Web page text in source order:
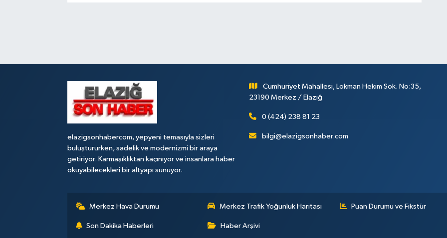
elazigsonhabercom, yepyeni temasıyla sizleri
buluştururken, sadelik ve modernizmi bir araya
getiriyor. Karmaşıklıktan kaçınıyor ve insanlara haber
okuyabilecekleri bir altyapı sunuyor.
Cumhuriyet Mahallesi, Lokman Hekim Sok. No:35,
23190 Merkez / Elazığ
0 (424) 238 81 23
bilgi@elazigsonhaber.com
Merkez Hava Durumu Merkez Trafik Yoğunluk Haritası Puan Durumu ve Fikstür
Son Dakika Haberleri Haber Arşivi